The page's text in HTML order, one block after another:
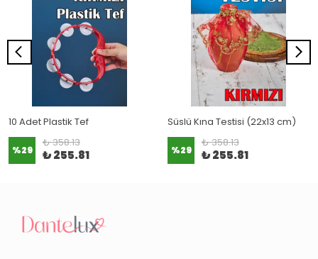
10 Adet Plastik Tef
%29
₺ 358.13
₺ 255.81
Süslü Kına Testisi (22x13 cm)
%29
₺ 358.13
₺ 255.81